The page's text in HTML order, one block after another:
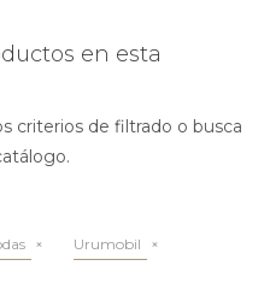
en esta
criterios de filtrado o busca
Urumobil